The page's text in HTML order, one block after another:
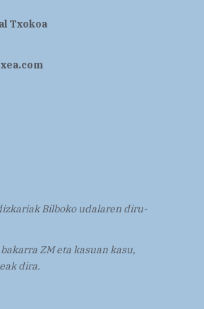
Txokoa
Bilboko udalaren diru-
ZM eta kasuan kasu,
dira.